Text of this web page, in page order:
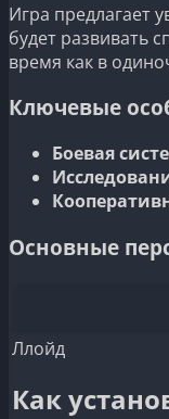
Игра предлагает
будет развивать
время как в
Ключевые
Боевая
Основные
Ллойд
Как